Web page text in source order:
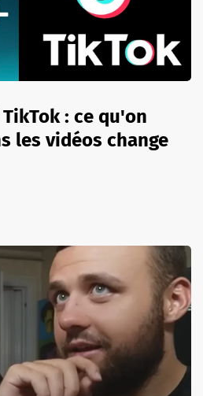
: ce qu'on
les vidéos change